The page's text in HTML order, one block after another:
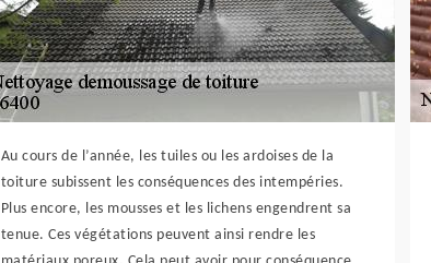
Au cours de l’année, les tuiles ou les ardoises de la
toiture subissent les conséquences des intempéries.
Plus encore, les mousses et les lichens engendrent sa
tenue. Ces végétations peuvent ainsi rendre les